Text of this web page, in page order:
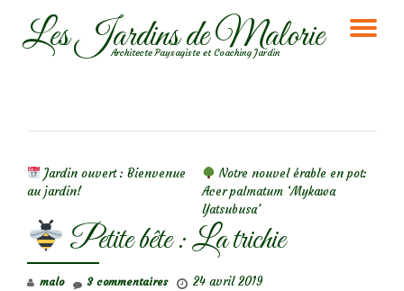
AllerLes Jardins de Malorie
Architecte Paysagiste et Coaching Jardin
Jardin ouvert : Bienvenue
au jardin!
Notre nouvel érable en pot:
Acer palmatum ‘Mykawa
Yatsubusa’
Petite bête : La trichie
malo 24 avril 2019
3 commentaires